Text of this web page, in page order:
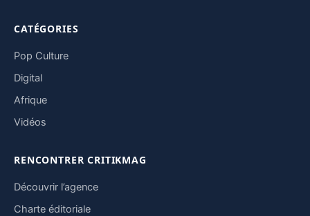
CATÉGORIES
Pop Culture
Digital
Afrique
Vidéos
RENCONTRER CRITIKMAG
Découvrir l’agence
Charte éditoriale